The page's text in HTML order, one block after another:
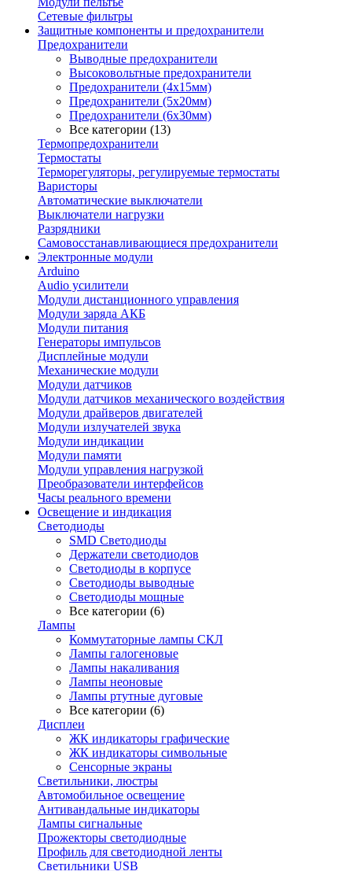
Сетевые фильтры
Защитные компоненты и предохранители
Предохранители
Выводные предохранители
Высоковольтные предохранители
Предохранители (4х15мм)
Предохранители (5х20мм)
Предохранители (6х30мм)
Все категории (13)
Термопредохранители
Термостаты
Терморегуляторы, регулируемые термостаты
Варисторы
Автоматические выключатели
Выключатели нагрузки
Разрядники
Самовосстанавливающиеся предохранители
Электронные модули
Arduino
Audio усилители
Модули дистанционного управления
Модули заряда АКБ
Модули питания
Генераторы импульсов
Дисплейные модули
Механические модули
Модули датчиков
Модули датчиков механического воздействия
Модули драйверов двигателей
Модули излучателей звука
Модули индикации
Модули памяти
Модули управления нагрузкой
Преобразователи интерфейсов
Часы реального времени
Освещение и индикация
Светодиоды
SMD Светодиоды
Держатели светодиодов
Светодиоды в корпусе
Светодиоды выводные
Светодиоды мощные
Все категории (6)
Лампы
Коммутаторные лампы СКЛ
Лампы галогеновые
Лампы накаливания
Лампы неоновые
Лампы ртутные дуговые
Все категории (6)
Дисплеи
ЖК индикаторы графические
ЖК индикаторы символьные
Сенсорные экраны
Cветильники, люстры
Автомобильное освещение
Антивандальные индикаторы
Лампы сигнальные
Прожекторы светодиодные
Профиль для светодиодной ленты
Светильники USB